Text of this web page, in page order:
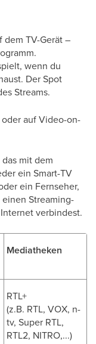
dem TV-Gerät –
wenn du
Der Spot
Streams.
auf Video-on-
mit dem
ein Smart-TV
ein Fernseher,
Streaming-
verbindest.
Mediatheken
RTL+
(z.B. RTL, VOX, n-
tv, Super RTL,
RTL2, NITRO,...)